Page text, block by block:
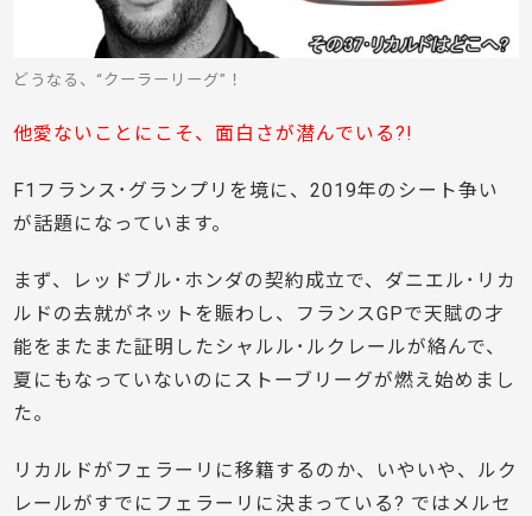
どうなる、“クーラーリーグ”！
他愛ないことにこそ、面白さが潜んでいる?!
F1フランス･グランプリを境に、2019年のシート争い
が話題になっています。
まず、レッドブル･ホンダの契約成立で、ダニエル･リカ
ルドの去就がネットを賑わし、フランスGPで天賦の才
能をまたまた証明したシャルル･ルクレールが絡んで、
夏にもなっていないのにストーブリーグが燃え始めまし
た。
リカルドがフェラーリに移籍するのか、いやいや、ルク
レールがすでにフェラーリに決まっている? ではメルセ